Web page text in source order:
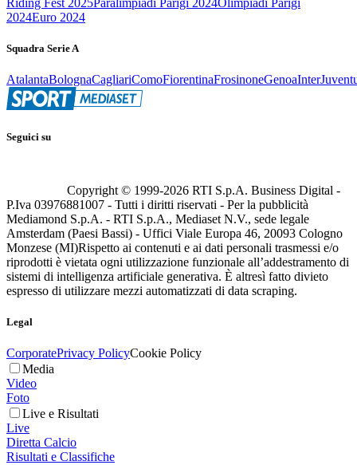
Riding Fest 2025Paralimpiadi Parigi 2024Olimpiadi Parigi
2024Euro 2024
Squadra Serie A
AtalantaBolognaCagliariComoFiorentinaFrosinoneGenoaInter
Seguici su
Copyright © 1999-2026 RTI S.p.A. Business Digital -
P.Iva 03976881007 - Tutti i diritti riservati - Per la pubblicità
Mediamond S.p.A. - RTI S.p.A., Mediaset N.V., sede legale
Amsterdam (Paesi Bassi) - Uffici Viale Europa 46, 20093 Cologno
Monzese (MI)Rispetto ai contenuti e ai dati personali trasmessi e/o
riprodotti è vietata ogni utilizzazione funzionale all’addestramento di
sistemi di intelligenza artificiale generativa. È altresì fatto divieto
espresso di utilizzare mezzi automatizzati di data scraping.
Legal
CorporatePrivacy PolicyCookie Policy
Media
Video
Foto
Live e Risultati
Live
Diretta Calcio
Risultati e Classifiche